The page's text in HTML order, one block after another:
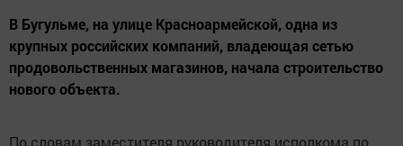
В Бугульме, на улице Красноармейской, одна из
крупных российских компаний, владеющая сетью
продовольственных магазинов, начала строительство
нового объекта.
По словам заместителя руководителя исполкома по